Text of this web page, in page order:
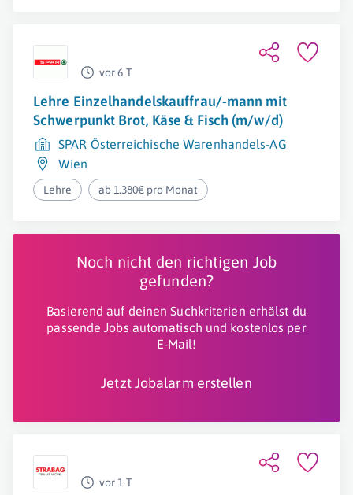
vor 6 T
Lehre Einzelhandelskauffrau/-mann mit
Schwerpunkt Brot, Käse & Fisch (m/w/d)
SPAR Österreichische Warenhandels-AG
Wien
Lehre ab 1.380€ pro Monat
Noch nicht den richtigen Job
gefunden?
Basierend auf deinen Suchkriterien erhälst du
passende Jobs automatisch und kostenlos per
E-Mail!
Jetzt Jobalarm erstellen
vor 1 T